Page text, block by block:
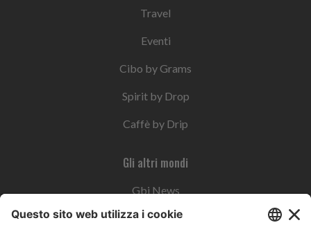
Travel
Eventi
Cibo by Grams
Spirit by Drop
Caffè by Drip
Gli altri mondi
Gbi News
Instoremag